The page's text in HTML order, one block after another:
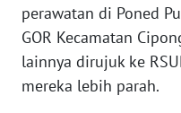
perawatan di Poned
GOR Kecamatan
lainnya dirujuk ke
mereka lebih parah.
KARIR
DISCLAIMER